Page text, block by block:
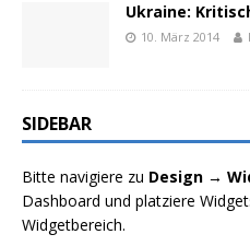
Ukraine:
10. März 2014
SIDEBAR
Bitte navigiere zu Design →
Dashboard und platziere
Widgetbereich.